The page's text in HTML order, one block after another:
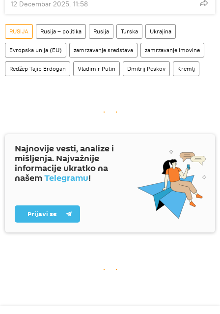
12 Decembar 2025, 11:58
RUSIJA Rusija – politika Rusija Turska Ukrajina
Evropska unija (EU) zamrzavanje sredstava zamrzavanje imovine
Redžep Tajip Erdogan Vladimir Putin Dmitrij Peskov Kremlj
Najnovije vesti, analize i
mišljenja. Najvažnije
informacije ukratko na
našemTelegramu!
Prijavi se